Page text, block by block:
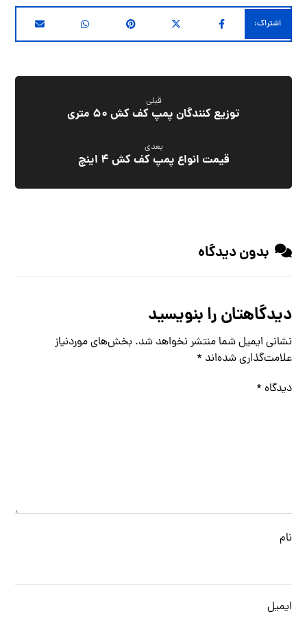
قبلی
توزیع کنندگان پمپ کف کش ۵۰ متری
بعدی
قیمت انواع پمپ کف کش ۴ اینچ
بدون دیدگاه
دیدگاهتان را بنویسید
نشانی ایمیل شما منتشر نخواهد شد. بخش‌های موردنیاز
علامت‌گذاری شده‌اند *
دیدگاه *
نام
ایمیل